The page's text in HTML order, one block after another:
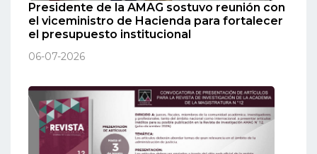
Presidente de la AMAG sostuvo reunión con
el viceministro de Hacienda para fortalecer
el presupuesto institucional
06-07-2026